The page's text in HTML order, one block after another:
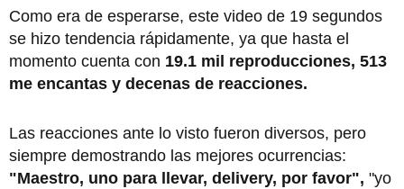
Como era de esperarse, este video de 19 segundos
se hizo tendencia rápidamente, ya que hasta el
momento cuenta con 19.1 mil reproducciones, 513
me encantas y decenas de reacciones.
Las reacciones ante lo visto fueron diversos, pero
siempre demostrando las mejores ocurrencias:
"Maestro, uno para llevar, delivery, por favor", "yo